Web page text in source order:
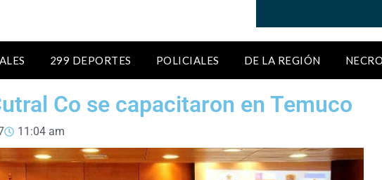
299 DEPORTES POLICIALES DE LA REGIÓN
Co se capacitaron en Temuco
11:04 am